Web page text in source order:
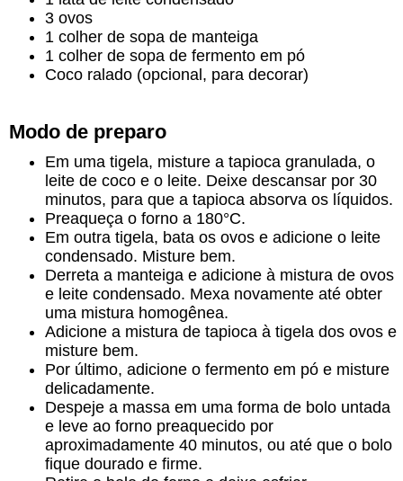
3 ovos
1 colher de sopa de manteiga
1 colher de sopa de fermento em pó
Coco ralado (opcional, para decorar)
Modo de preparo
Em uma tigela, misture a tapioca granulada, o
leite de coco e o leite. Deixe descansar por 30
minutos, para que a tapioca absorva os líquidos.
Preaqueça o forno a 180°C.
Em outra tigela, bata os ovos e adicione o leite
condensado. Misture bem.
Derreta a manteiga e adicione à mistura de ovos
e leite condensado. Mexa novamente até obter
uma mistura homogênea.
Adicione a mistura de tapioca à tigela dos ovos e
misture bem.
Por último, adicione o fermento em pó e misture
delicadamente.
Despeje a massa em uma forma de bolo untada
e leve ao forno preaquecido por
aproximadamente 40 minutos, ou até que o bolo
fique dourado e firme.